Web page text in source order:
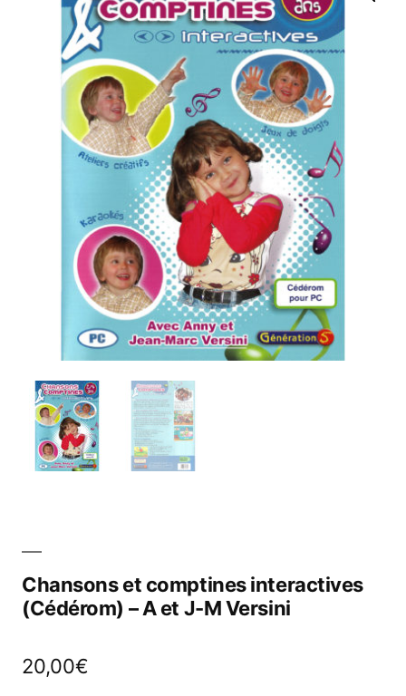
Chansons et comptines interactives
(Cédérom) – A et J-M Versini
20,00€